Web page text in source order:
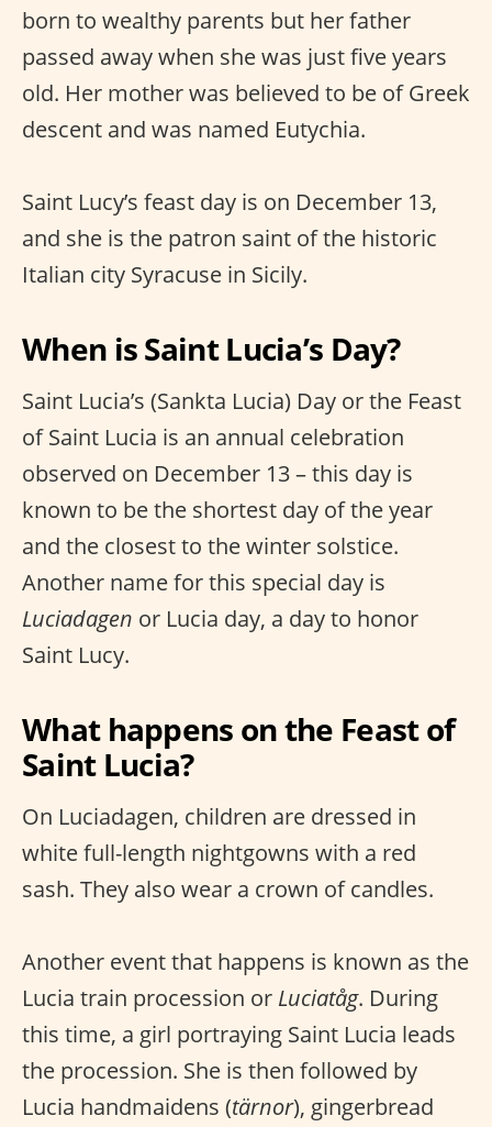
born to wealthy parents but her father
passed away when she was just five years
old. Her mother was believed to be of Greek
descent and was named Eutychia.
Saint Lucy’s feast day is on December 13,
and she is the patron saint of the historic
Italian city Syracuse in Sicily.
When is Saint Lucia’s Day?
Saint Lucia’s (Sankta Lucia) Day or the Feast
of Saint Lucia is an annual celebration
observed on December 13 – this day is
known to be the shortest day of the year
and the closest to the winter solstice.
Another name for this special day is
Luciadagen or Lucia day, a day to honor
Saint Lucy.
What happens on the Feast of
Saint Lucia?
On Luciadagen, children are dressed in
white full-length nightgowns with a red
sash. They also wear a crown of candles.
Another event that happens is known as the
Lucia train procession or Luciatåg. During
this time, a girl portraying Saint Lucia leads
the procession. She is then followed by
Lucia handmaidens (tärnor), gingerbread